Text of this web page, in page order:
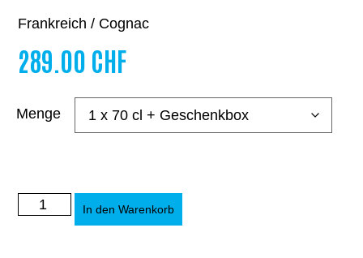
Frankreich / Cognac
289.00 CHF
Menge
In den Warenkorb